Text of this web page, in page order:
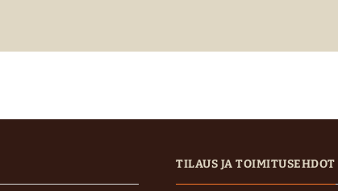
TILAUS JA TOIMITUSEHDOT